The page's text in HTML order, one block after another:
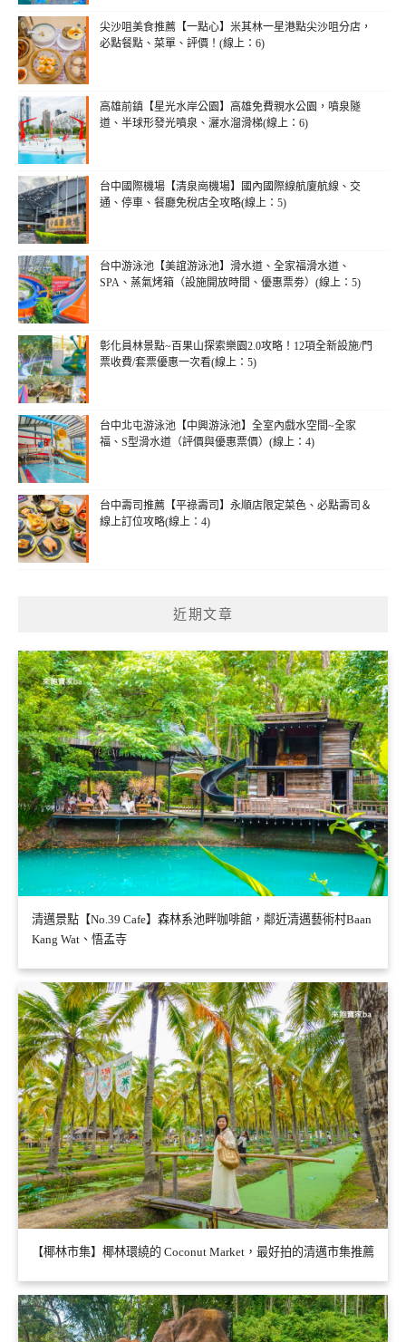
尖沙咀美食推薦【一點心】米其林一星港點尖沙咀分店，
必點餐點、菜單、評價！(線上：6)
高雄前鎮【星光水岸公園】高雄免費親水公園，噴泉隧
道、半球形發光噴泉、灑水溜滑梯(線上：6)
台中國際機場【清泉崗機場】國內國際線航廈航線、交
通、停車、餐廳免稅店全攻略(線上：5)
台中游泳池【美誼游泳池】滑水道、全家福滑水道、
SPA、蒸氣烤箱（設施開放時間、優惠票劵）(線上：5)
彰化員林景點~百果山探索樂園2.0攻略！12項全新設施/門
票收費/套票優惠一次看(線上：5)
台中北屯游泳池【中興游泳池】全室內戲水空間~全家
福、S型滑水道（評價與優惠票價）(線上：4)
台中壽司推薦【平祿壽司】永順店限定菜色、必點壽司＆
線上訂位攻略(線上：4)
近期文章
清邁景點【No.39 Cafe】森林系池畔咖啡館，鄰近清邁藝術村Baan
Kang Wat、悟孟寺
【椰林市集】椰林環繞的 Coconut Market，最好拍的清邁市集推薦